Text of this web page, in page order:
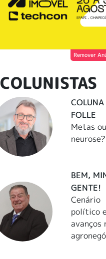
Remover
COLUNISTAS
FOLLE
Metas ou
neurose?
BEM,
GENTE!
Cenário
político e
avanços